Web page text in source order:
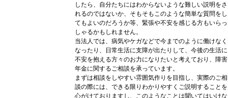
したら、自分たちにはわからないような難しい説明をさ
れるのではないか、そもそもこのような簡単な質問をし
てもよいのだろうか等、緊張や不安を感じる方もいらっ
しゃるかもしれません。
当法人では、病気やケガなどで今までのように働けなく
なったり、日常生活に支障が出たりして、今後の生活に
不安を抱える方々のお力になりたいと考えており、障害
年金に関するご相談を承っています。
まずは相談をしやすい雰囲気作りを目指し、実際のご相
談の際には、できる限りわかりやすくご説明することを
心がけておりますし、このようなことは聞いてはいけな